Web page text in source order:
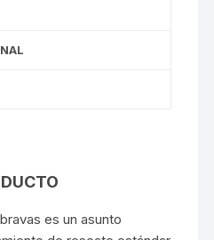
es un asunto